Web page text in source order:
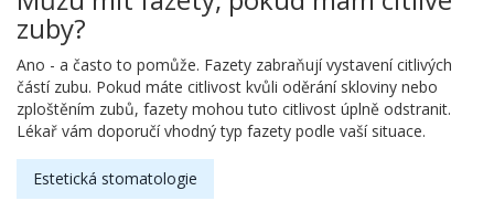
zuby?
Ano - a často to pomůže. Fazety zabraňují vystavení citlivých
částí zubu. Pokud máte citlivost kvůli oděrání skloviny nebo
zploštěním zubů, fazety mohou tuto citlivost úplně odstranit.
Lékař vám doporučí vhodný typ fazety podle vaší situace.
Estetická stomatologie